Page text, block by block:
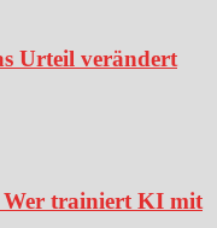
Urteil verändert
Wer trainiert KI mit